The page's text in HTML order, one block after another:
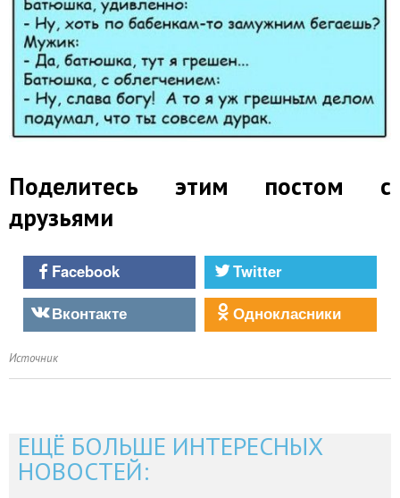
Поделитесь этим постом с
друзьями
Facebook
Twitter
Вконтакте
Однокласники
Источник
ЕЩЁ БОЛЬШЕ ИНТЕРЕСНЫХ
НОВОСТЕЙ: